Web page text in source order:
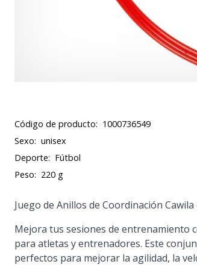
Código de producto: 1000736549
Sexo: unisex
Deporte: Fútbol
Peso: 220 g
Juego de Anillos de Coordinación Cawila
Mejora tus sesiones de entrenamiento
para atletas y entrenadores. Este
perfectos para mejorar la agilidad, la